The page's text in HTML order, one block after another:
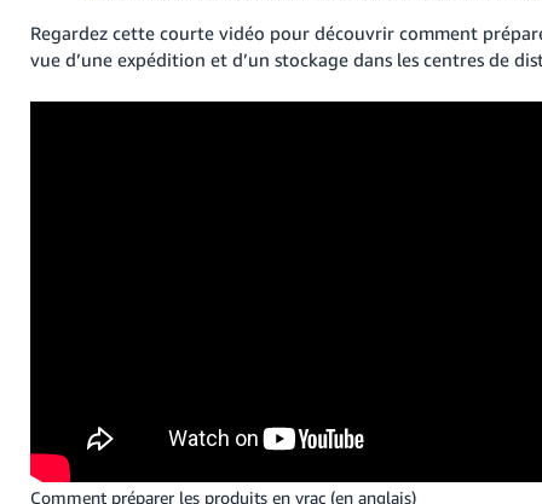
Regardez cette courte vidéo pour découvrir comment
vue d’une expédition et d’un stockage dans les centres de
Comment préparer les produits en vrac (en anglais)